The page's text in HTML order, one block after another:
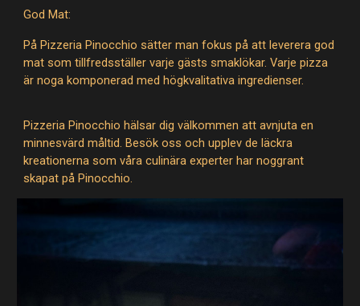
God Mat:
På Pizzeria Pinocchio sätter man fokus på att leverera god
mat som tillfredsställer varje gästs smaklökar. Varje pizza
är noga komponerad med högkvalitativa ingredienser.
Pizzeria Pinocchio hälsar dig välkommen att avnjuta en
minnesvärd måltid. Besök oss och upplev de läckra
kreationerna som våra culinära experter har noggrant
skapat på Pinocchio.